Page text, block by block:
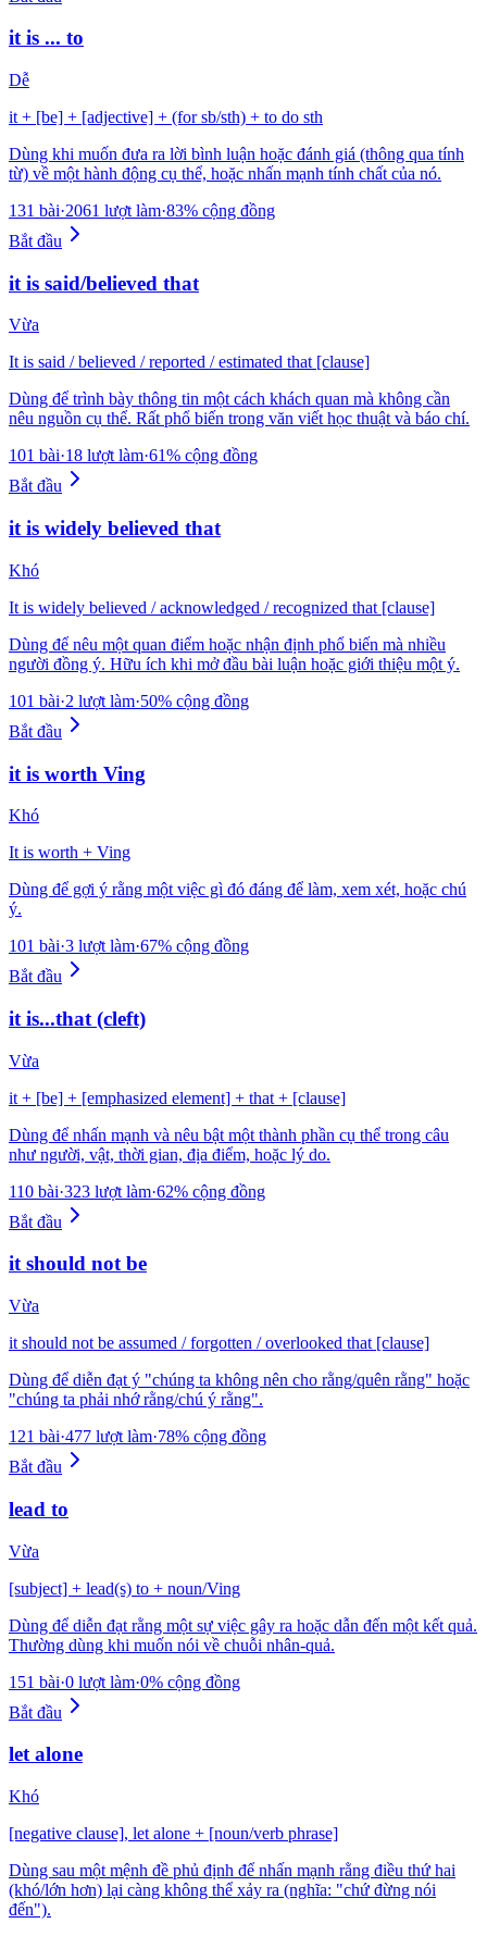
it is ... to
Dễ
it + [be] + [adjective] + (for sb/sth) + to do sth
Dùng khi muốn đưa ra lời bình luận hoặc đánh giá (thông qua tính
từ) về một hành động cụ thể, hoặc nhấn mạnh tính chất của nó.
131 bài·2061 lượt làm·83% cộng đồng
Bắt đầu
it is said/believed that
Vừa
It is said / believed / reported / estimated that [clause]
Dùng để trình bày thông tin một cách khách quan mà không cần
nêu nguồn cụ thể. Rất phổ biến trong văn viết học thuật và báo chí.
101 bài·18 lượt làm·61% cộng đồng
Bắt đầu
it is widely believed that
Khó
It is widely believed / acknowledged / recognized that [clause]
Dùng để nêu một quan điểm hoặc nhận định phổ biến mà nhiều
người đồng ý. Hữu ích khi mở đầu bài luận hoặc giới thiệu một ý.
101 bài·2 lượt làm·50% cộng đồng
Bắt đầu
it is worth Ving
Khó
It is worth + Ving
Dùng để gợi ý rằng một việc gì đó đáng để làm, xem xét, hoặc chú
ý.
101 bài·3 lượt làm·67% cộng đồng
Bắt đầu
it is...that (cleft)
Vừa
it + [be] + [emphasized element] + that + [clause]
Dùng để nhấn mạnh và nêu bật một thành phần cụ thể trong câu
như người, vật, thời gian, địa điểm, hoặc lý do.
110 bài·323 lượt làm·62% cộng đồng
Bắt đầu
it should not be
Vừa
it should not be assumed / forgotten / overlooked that [clause]
Dùng để diễn đạt ý "chúng ta không nên cho rằng/quên rằng" hoặc
"chúng ta phải nhớ rằng/chú ý rằng".
121 bài·477 lượt làm·78% cộng đồng
Bắt đầu
lead to
Vừa
[subject] + lead(s) to + noun/Ving
Dùng để diễn đạt rằng một sự việc gây ra hoặc dẫn đến một kết quả.
Thường dùng khi muốn nói về chuỗi nhân-quả.
151 bài·0 lượt làm·0% cộng đồng
Bắt đầu
let alone
Khó
[negative clause], let alone + [noun/verb phrase]
Dùng sau một mệnh đề phủ định để nhấn mạnh rằng điều thứ hai
(khó/lớn hơn) lại càng không thể xảy ra (nghĩa: "chứ đừng nói
đến").